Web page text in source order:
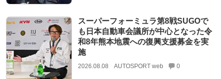
スーパーフォーミュラ第8戦SUGOで
も日本自動車会議所が中心となった令
和8年熊本地震への復興支援募金を実
施
2026.08.08 AUTOSPORT web 0